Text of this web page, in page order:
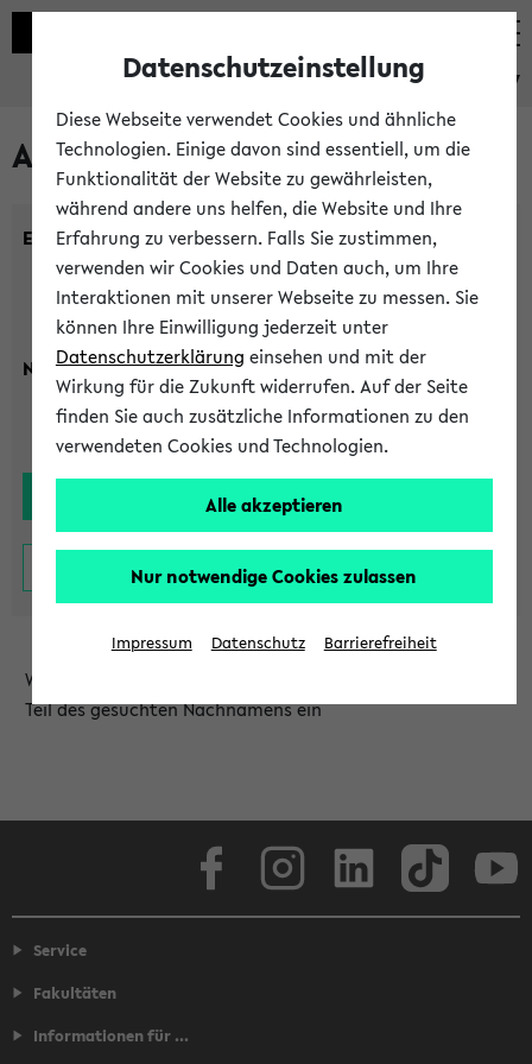
eKVV
Alle Lehrenden
Einrichtung:
Nachname:
Wählen Sie die Einrichtung aus und/oder geben Sie einen
Teil des gesuchten Nachnamens ein
Service
Fakultäten
Informationen für ...
Datenschutzeinstellung
Diese Webseite verwendet Cookies und ähnliche
Technologien. Einige davon sind essentiell, um die
Funktionalität der Website zu gewährleisten,
während andere uns helfen, die Website und Ihre
Erfahrung zu verbessern. Falls Sie zustimmen,
verwenden wir Cookies und Daten auch, um Ihre
Interaktionen mit unserer Webseite zu messen. Sie
können Ihre Einwilligung jederzeit unter
Datenschutzerklärung einsehen und mit der
Wirkung für die Zukunft widerrufen. Auf der Seite
finden Sie auch zusätzliche Informationen zu den
verwendeten Cookies und Technologien.
Alle akzeptieren
Nur notwendige Cookies zulassen
Impressum Datenschutz Barrierefreiheit